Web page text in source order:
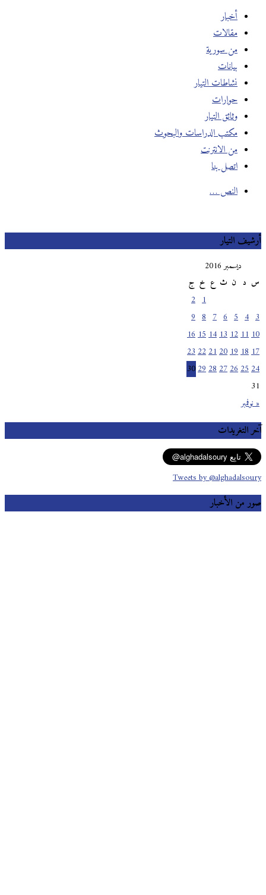
أخبار
مقالات
من سورية
بيانات
نشاطات التيار
حوارات
وثائق التيار
مكتب الدراسات والبحوث
من الانترنت
اتصل بنا
النص …
أرشيف التيار
ديسمبر 2016
س
ث خ ج
« نوفمبر
10
11
12
13
14
15
16
17
18
19
20
21
22
23
24
25
26
27
28
29
30
31
آخر التغريدات
Tweets by @alghadalsoury
صور من الأخبار